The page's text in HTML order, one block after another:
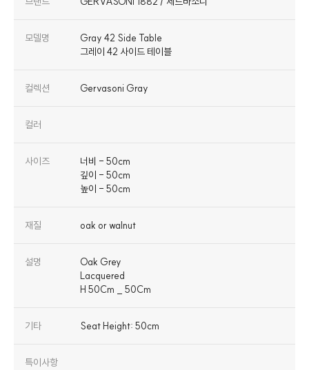
모델명
Gray 42 Side Table
그레이 42 사이드 테이블
컬렉션 Gervasoni Gray
컬러
사이즈
너비 - 50cm
깊이 - 50cm
높이 - 50cm
재질 oak or walnut
설명
Oak Grey
Lacquered
H 50Cm _ 50Cm
기타 Seat Height: 50cm
특이사항